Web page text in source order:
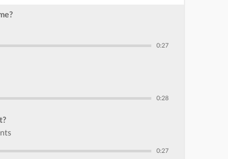
0:27
0:28
0:27